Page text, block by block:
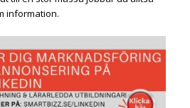
information.